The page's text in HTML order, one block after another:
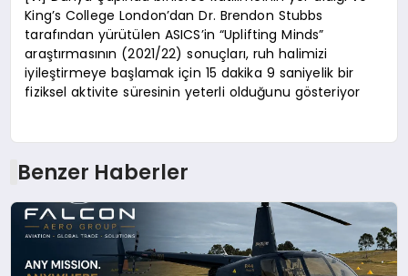
King’s College London’dan Dr. Brendon Stubbs
tarafından yürütülen ASICS’in “Uplifting Minds”
araştırmasının (2021/22) sonuçları, ruh halimizi
iyileştirmeye başlamak için 15 dakika 9 saniyelik bir
fiziksel aktivite süresinin yeterli olduğunu gösteriyor
Benzer Haberler